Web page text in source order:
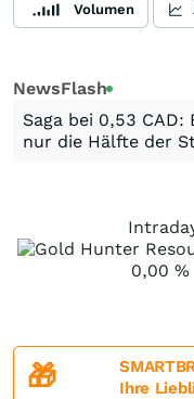
Volumen
NewsFlash
Saga bei 0,53
nur die Hälfte der
0,00 %
🎁
Ihre